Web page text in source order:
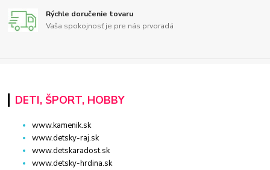
Rýchle doručenie tovaru
Vaša spokojnosť je pre nás prvoradá
DETI, ŠPORT, HOBBY
www.kamenik.sk
www.detsky-raj.sk
www.detskaradost.sk
www.detsky-hrdina.sk